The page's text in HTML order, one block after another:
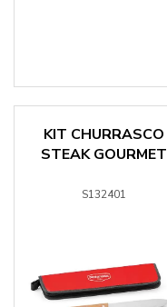
KIT CHURRASCO
STEAK GOURMET
S132401